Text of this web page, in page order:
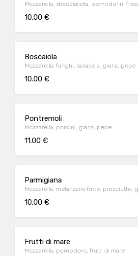
Mozzarella, stracciatella, pomodorini
10.00 €
Boscaiola
Mozzarella, funghi, salsiccia, grana, pepe
10.00 €
Pontremoli
Mozzarella, porcini, grana, pepe
11.00 €
Parmigiana
Mozzarella, melanzane fritte, prosciutto,
10.00 €
Frutti di mare
Mozzarella, pomodoro, frutti di mare